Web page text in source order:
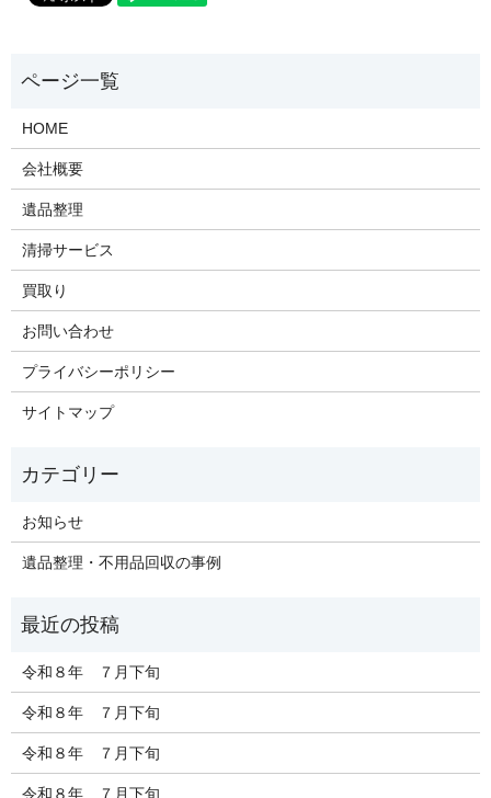
HOME
会社概要
遺品整理
清掃サービス
買取り
お問い合わせ
プライバシーポリシー
サイトマップ
お知らせ
遺品整理・不用品回収の事例
令和８年 ７月下旬
令和８年 ７月下旬
令和８年 ７月下旬
令和８年 ７月下旬